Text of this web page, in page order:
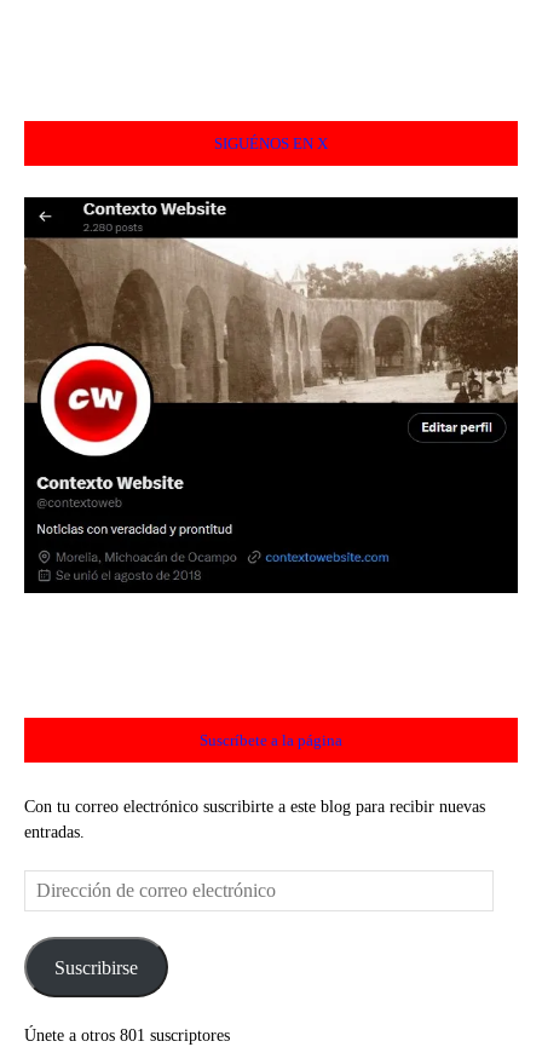
SIGUÉNOS EN X
Suscríbete a la página
Con tu correo electrónico suscribirte a este blog para recibir nuevas
entradas.
Dirección
de
correo
electrónicoSuscribirse
Únete a otros 801 suscriptores